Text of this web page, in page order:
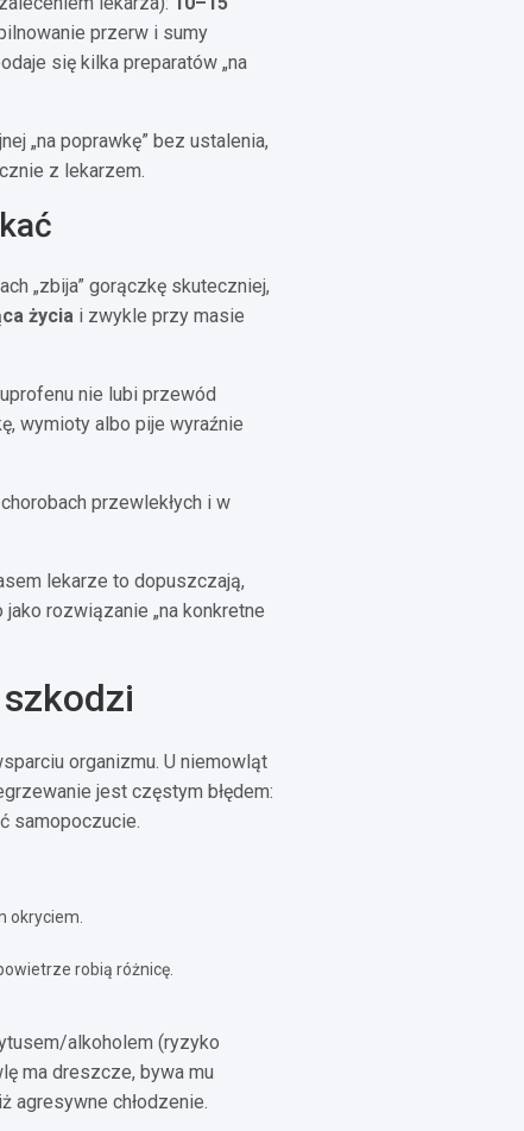
przerw i sumy
się kilka preparatów „na
„na poprawkę” bez ustalenia,
z lekarzem.
„zbija” gorączkę skuteczniej,
życia i zwykle przy masie
nie lubi przewód
wymioty albo pije wyraźnie
przewlekłych i w
lekarze to dopuszczają,
rozwiązanie „na konkretne
organizmu. U niemowląt
jest częstym błędem:
samopoczucie.
okryciem.
robią różnicę.
alkoholem (ryzyko
ma dreszcze, bywa mu
agresywne chłodzenie.